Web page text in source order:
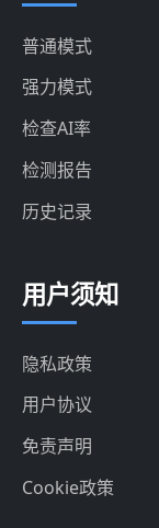
普通模式
强力模式
检查AI率
检测报告
历史记录
用户须知
隐私政策
用户协议
免责声明
Cookie政策